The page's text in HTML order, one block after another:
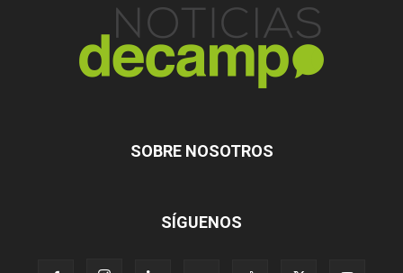
SOBRE NOSOTROS
SÍGUENOS